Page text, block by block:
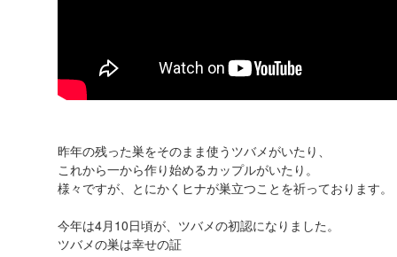
昨年の残った巣をそのまま使うツバメがいたり、
これから一から作り始めるカップルがいたり。
様々ですが、とにかくヒナが巣立つことを祈っております。
今年は4月10日頃が、ツバメの初認になりました。
ツバメの巣は幸せの証